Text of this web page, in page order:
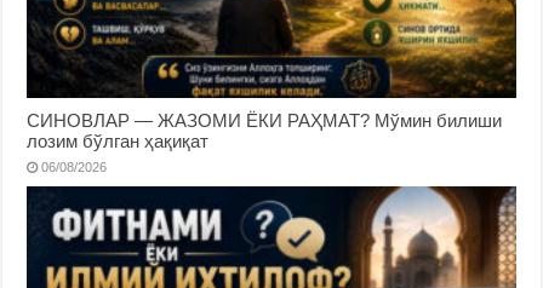
СИНОВЛАР — ЖАЗОМИ ЁКИ РАҲМАТ? Мўмин билиши
лозим бўлган ҳақиқат
06/08/2026